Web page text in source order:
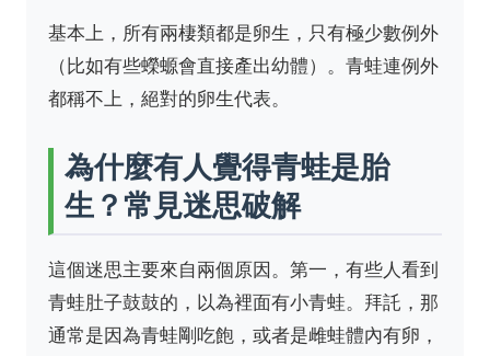
基本上，所有兩棲類都是卵生，只有極少數例外
（比如有些蠑螈會直接產出幼體）。青蛙連例外
都稱不上，絕對的卵生代表。
為什麼有人覺得青蛙是胎
生？常見迷思破解
這個迷思主要來自兩個原因。第一，有些人看到
青蛙肚子鼓鼓的，以為裡面有小青蛙。拜託，那
通常是因為青蛙剛吃飽，或者是雌蛙體內有卵，